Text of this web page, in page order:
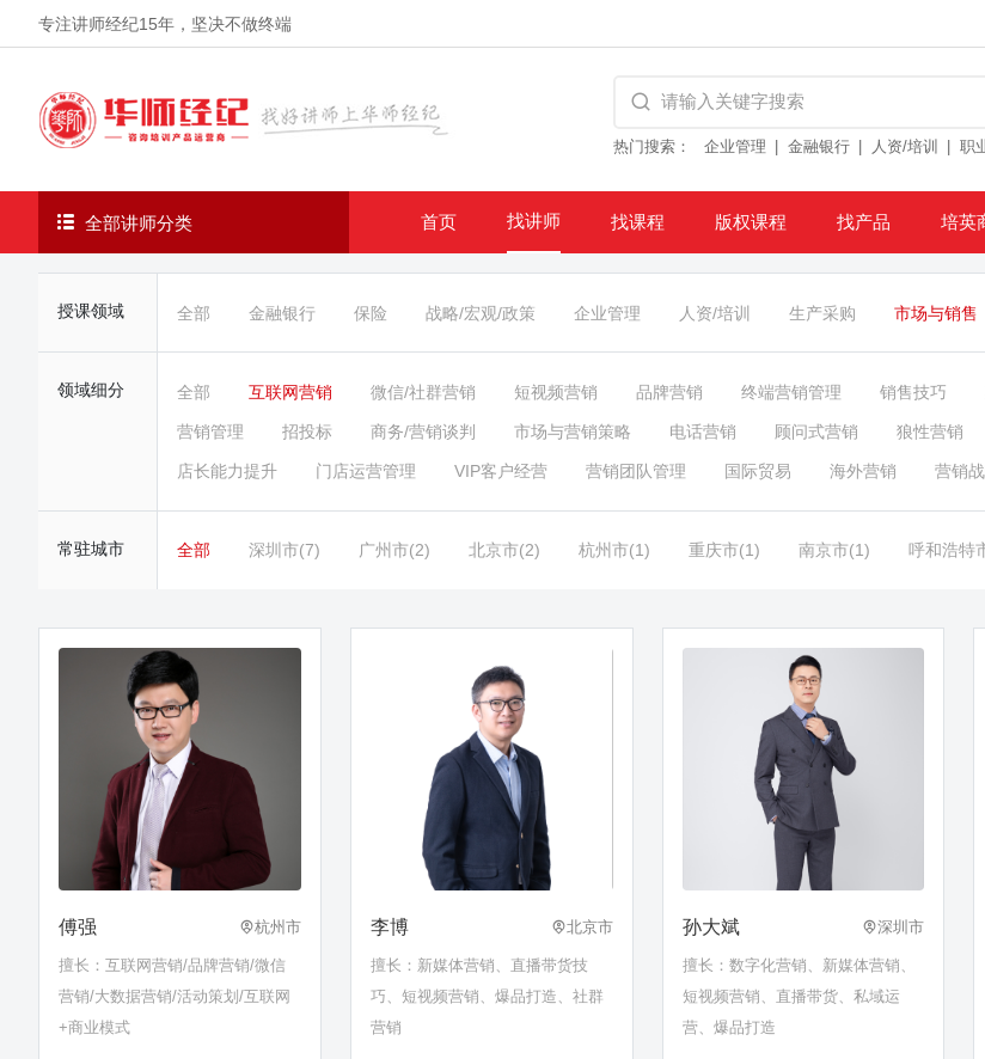
专注讲师经纪15年 ，坚决不做终端
热门搜索： 企业管理 金融银行 人资/培训 职
全部讲师分类 首页 找讲师 找课程 版权课程 找产品 培英
授课领域 全部 金融银行 保险 战略/宏观/政策 企业管理 人资/培训 生产采购 市场与销售
领域细分 全部 互联网营销 微信/社群营销 短视频营销 品牌营销 终端营销管理 销售技巧
营销管理 招投标 商务/营销谈判 市场与营销策略 电话营销 顾问式营销 狼性营销
店长能力提升 门店运营管理 VIP客户经营 营销团队管理 国际贸易 海外营销 营销
常驻城市 全部 深圳市(7) 广州市(2) 北京市(2) 杭州市(1) 重庆市(1) 南京市(1) 呼和浩特
傅强 杭州市
擅长：互联网营销/品牌营销/微信
营销/大数据营销/活动策划/互联网
+商业模式
李博 北京市
擅长：新媒体营销、直播带货技
巧、短视频营销、爆品打造、社群
营销
孙大斌 深圳市
擅长：数字化营销、新媒体营销、
短视频营销、直播带货、私域运
营、爆品打造